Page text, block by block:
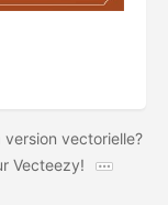
vectorielle?
Vecteezy!